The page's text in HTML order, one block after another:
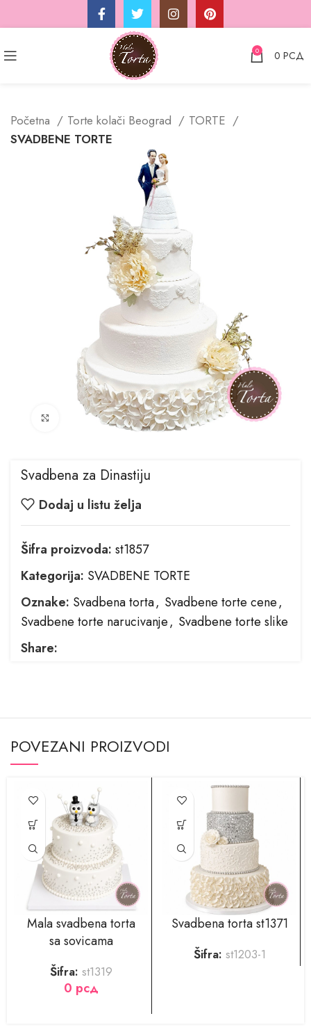
0 0 РСД
Početna Torte kolači Beograd
TORTE
SVADBENE TORTE
Kliknite za uvećanje
Svadbena za Dinastiju
Dodaj u listu želja
Šifra proizvoda: st1857
Kategorija: SVADBENE TORTE
Oznake: Svadbena torta, Svadbene torte cene,
Svadbene torte narucivanje, Svadbene torte slike
Share:
POVEZANI PROIZVODI
Mala svadbena torta
sa sovicama
Šifra: st1319
0 рсд
Svadbena torta st1371
Šifra: st1203-1